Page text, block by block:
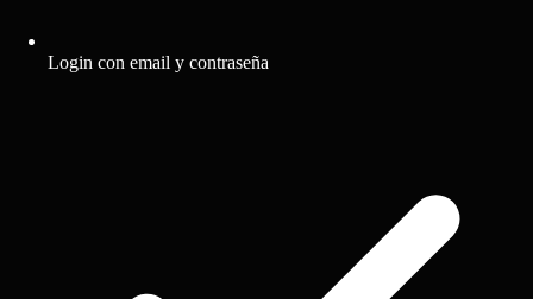
Login con email y contraseña